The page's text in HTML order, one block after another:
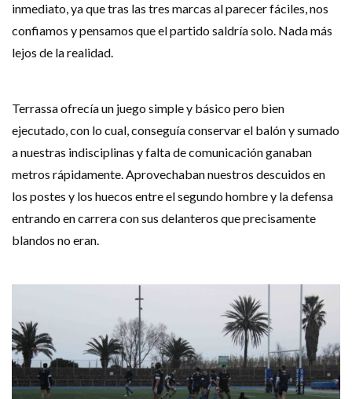
inmediato, ya que tras las tres marcas al parecer fáciles, nos
confiamos y pensamos que el partido saldría solo. Nada más
lejos de la realidad.
Terrassa ofrecía un juego simple y básico pero bien
ejecutado, con lo cual, conseguía conservar el balón y sumado
a nuestras indisciplinas y falta de comunicación ganaban
metros rápidamente. Aprovechaban nuestros descuidos en
los postes y los huecos entre el segundo hombre y la defensa
entrando en carrera con sus delanteros que precisamente
blandos no eran.